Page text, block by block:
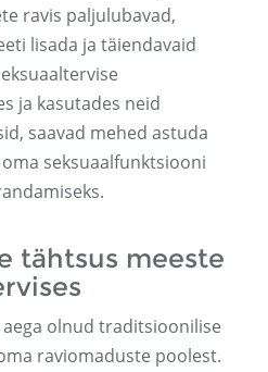
ravis paljulubavad,
lisada ja täiendavaid
ja kasutades neid
saavad mehed astuda
seksuaalfunktsiooni
tähtsus meeste
olnud traditsioonilise
raviomaduste poolest.